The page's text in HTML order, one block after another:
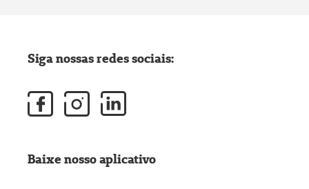
Siga nossas redes sociais:
Baixe nosso aplicativo